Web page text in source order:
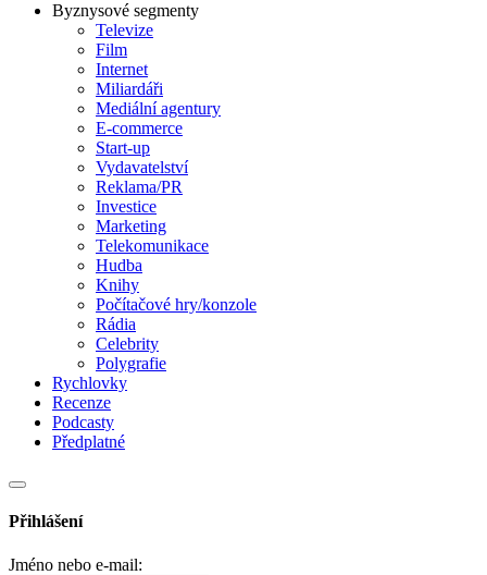
Byznysové segmenty
Televize
Film
Internet
Miliardáři
Mediální agentury
E-commerce
Start-up
Vydavatelství
Reklama/PR
Investice
Marketing
Telekomunikace
Hudba
Knihy
Počítačové hry/konzole
Rádia
Celebrity
Polygrafie
Rychlovky
Recenze
Podcasty
Předplatné
Přihlášení
Jméno nebo e-mail: